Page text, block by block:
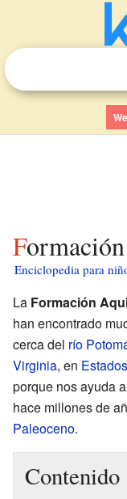
Enciclopedia para
La Formación
han encontrado
cerca del río
Virginia, en
porque nos ayuda
hace millones de
Paleoceno.
Contenido